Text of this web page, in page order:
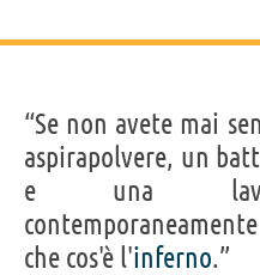
“Se non avete mai
aspirapolvere, un
e una
che cos'è l'inferno.”